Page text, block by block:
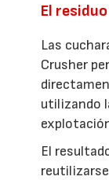
El
Las
Crusher
utilizando
El